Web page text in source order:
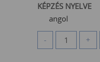
KÉPZÉS NYELVE
angol
- +